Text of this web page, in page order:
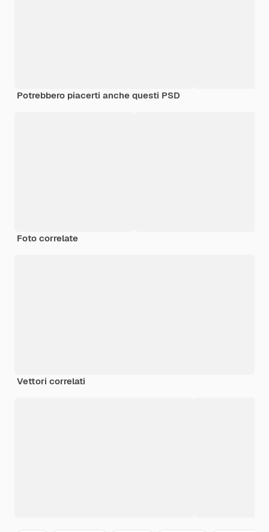
Potrebbero piacerti anche questi PSD
Foto correlate
Vettori correlati